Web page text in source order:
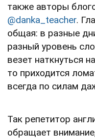
также авторы
@danka_teacher.
общая: в разные
разный уровень
везет наткнуться
то приходится
всегда по силам
Так репетитор
обращает